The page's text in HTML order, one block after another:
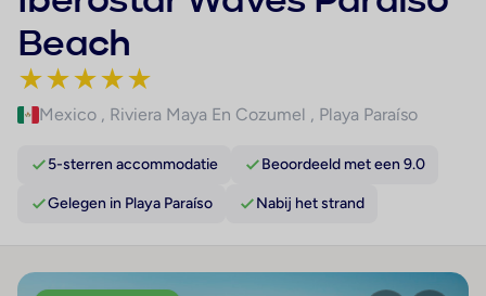
Beach
★★★★★
Mexico , Riviera Maya En Cozumel , Playa Paraíso
5-sterren accommodatie Beoordeeld met een 9.0
Gelegen in Playa Paraíso Nabij het strand